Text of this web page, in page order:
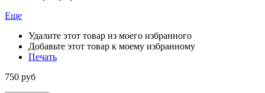
Еще
Удалите этот товар из моего избранного
Добавьте этот товар к моему избранному
Печать
750 руб